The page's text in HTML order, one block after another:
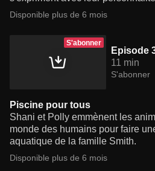
Disponible plus de 6 mois
S'abonner
Episode
11 min
S'abonner
Piscine pour tous
Shani et Polly emmènent les
monde des humains pour faire
aquatique de la famille Smith.
Disponible plus de 6 mois